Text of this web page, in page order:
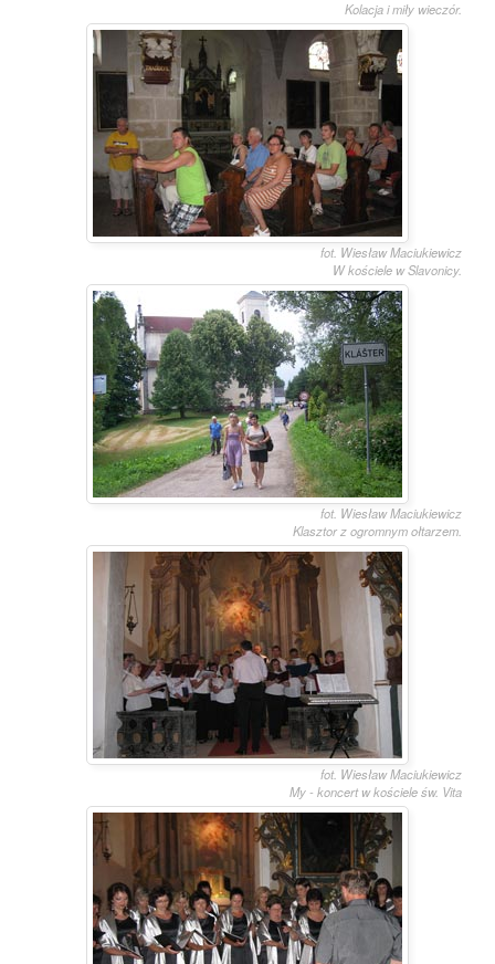
Kolacja i miły wieczór.
fot. Wiesław Maciukiewicz
W kościele w Slavonicy.
fot. Wiesław Maciukiewicz
Klasztor z ogromnym ołtarzem.
fot. Wiesław Maciukiewicz
My - koncert w kościele św. Vita